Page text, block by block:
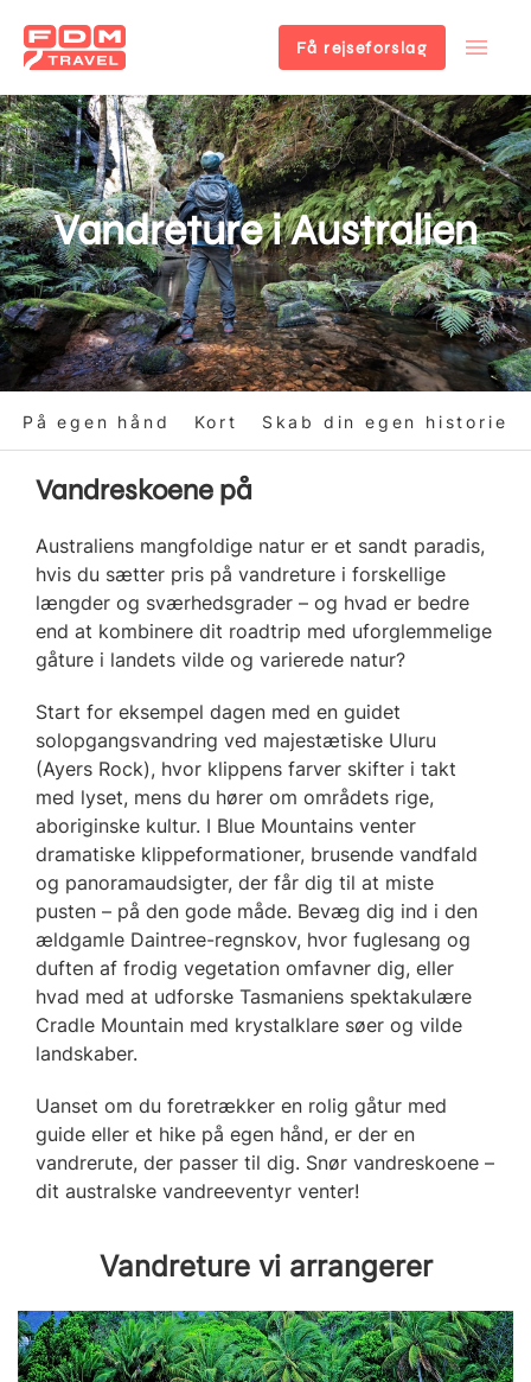
Gå
til
hovedindhold
Få rejseforslag
Vandreture i Australien
På egen hånd Kort Skab din egen historie
Vandreskoene på
Australiens mangfoldige natur er et sandt paradis,
hvis du sætter pris på vandreture i forskellige
længder og sværhedsgrader – og hvad er bedre
end at kombinere dit roadtrip med uforglemmelige
gåture i landets vilde og varierede natur?
Start for eksempel dagen med en guidet
solopgangsvandring ved majestætiske Uluru
(Ayers Rock), hvor klippens farver skifter i takt
med lyset, mens du hører om områdets rige,
aboriginske kultur. I Blue Mountains venter
dramatiske klippeformationer, brusende vandfald
og panoramaudsigter, der får dig til at miste
pusten – på den gode måde. Bevæg dig ind i den
ældgamle Daintree-regnskov, hvor fuglesang og
duften af frodig vegetation omfavner dig, eller
hvad med at udforske Tasmaniens spektakulære
Cradle Mountain med krystalklare søer og vilde
landskaber.
Uanset om du foretrækker en rolig gåtur med
guide eller et hike på egen hånd, er der en
vandrerute, der passer til dig. Snør vandreskoene –
dit australske vandreeventyr venter!
Vandreture vi arrangerer